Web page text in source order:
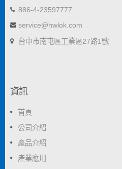
886-4-23597777
service@hwlok.com
台中市南屯區工業區27路1號
資訊
首頁
公司介紹
產品介紹
產業應用